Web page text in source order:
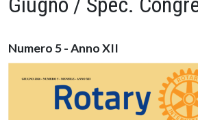
Numero 5 - Anno XII